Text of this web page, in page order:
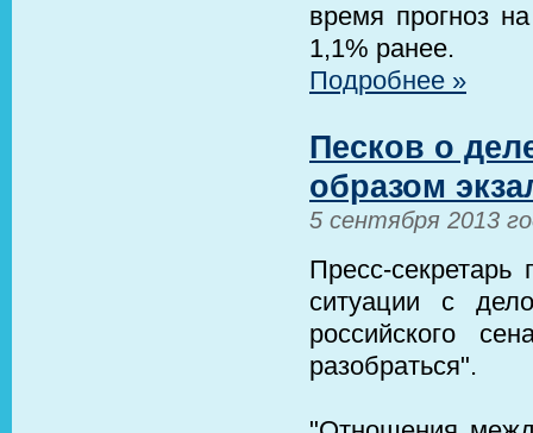
время прогноз
1,1% ранее.
Подробнее »
Песков о
образом
5 сентября 2013
Пресс-
ситуации с
российского
разобраться".